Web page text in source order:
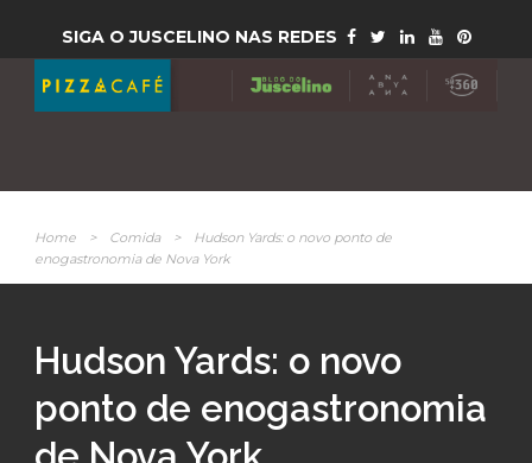
SIGA O JUSCELINO NAS REDES
Home > Comida >
Hudson Yards: o novo ponto de
enogastronomia de Nova York
Hudson Yards: o novo
ponto de enogastronomia